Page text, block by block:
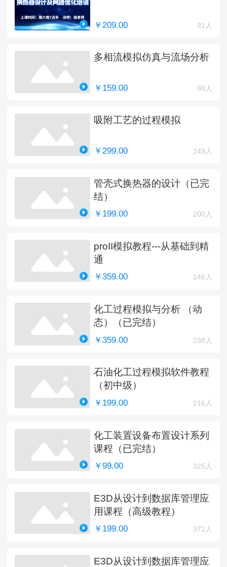
￥209.00 91人
多相流模拟仿真与流场分析
￥159.00 88人
吸附工艺的过程模拟
￥299.00 249人
管壳式换热器的设计（已完
结）
￥199.00 200人
proII模拟教程---从基础到精
通
￥359.00 146人
化工过程模拟与分析 （动
态）（已完结）
￥359.00 238人
石油化工过程模拟软件教程
（初中级）
￥199.00 216人
化工装置设备布置设计系列
课程（已完结）
￥99.00 325人
E3D从设计到数据库管理应
用课程（高级教程）
￥199.00 371人
E3D从设计到数据库管理应